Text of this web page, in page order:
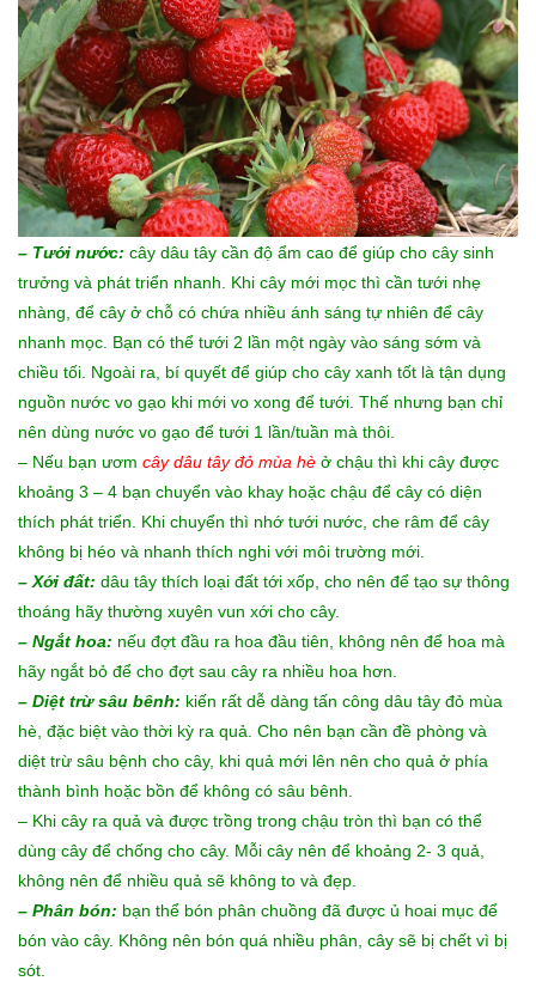
– Tưới nước: cây dâu tây cần độ ẩm cao để giúp cho cây sinh
trưởng và phát triển nhanh. Khi cây mới mọc thì cần tưới nhẹ
nhàng, để cây ở chỗ có chứa nhiều ánh sáng tự nhiên để cây
nhanh mọc. Bạn có thể tưới 2 lần một ngày vào sáng sớm và
chiều tối. Ngoài ra, bí quyết để giúp cho cây xanh tốt là tận dụng
nguồn nước vo gạo khi mới vo xong để tưới. Thế nhưng bạn chỉ
nên dùng nước vo gạo để tưới 1 lần/tuần mà thôi.
– Nếu bạn ươm cây dâu tây đỏ mùa hè ở chậu thì khi cây được
khoảng 3 – 4 bạn chuyển vào khay hoặc chậu để cây có diện
thích phát triển. Khi chuyển thì nhớ tưới nước, che râm để cây
không bị héo và nhanh thích nghi với môi trường mới.
– Xới đất: dâu tây thích loại đất tới xốp, cho nên để tạo sự thông
thoáng hãy thường xuyên vun xới cho cây.
– Ngắt hoa: nếu đợt đầu ra hoa đầu tiên, không nên để hoa mà
hãy ngắt bỏ để cho đợt sau cây ra nhiều hoa hơn.
– Diệt trừ sâu bênh: kiến rất dễ dàng tấn công dâu tây đỏ mùa
hè, đặc biệt vào thời kỳ ra quả. Cho nên bạn cần đề phòng và
diệt trừ sâu bệnh cho cây, khi quả mới lên nên cho quả ở phía
thành bình hoặc bồn để không có sâu bênh.
– Khi cây ra quả và được trồng trong chậu tròn thì bạn có thể
dùng cây để chống cho cây. Mỗi cây nên để khoảng 2- 3 quả,
không nên để nhiều quả sẽ không to và đẹp.
– Phân bón: bạn thể bón phân chuồng đã được ủ hoai mục để
bón vào cây. Không nên bón quá nhiều phân, cây sẽ bị chết vì bị
sót.